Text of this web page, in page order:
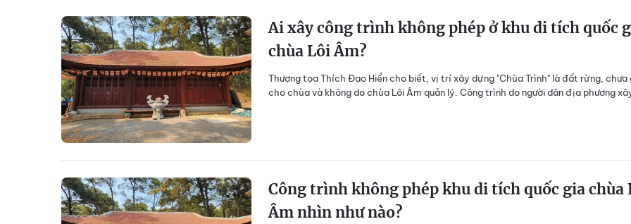
Ai xây công trình không phép ở khu di tích quốc
chùa Lôi Âm?
Thượng tọa Thích Đạo Hiển cho biết, vị trí xây dựng "Chùa Trình" là đất rừng, chưa
cho chùa và không do chùa Lôi Âm quản lý. Công trình do người dân địa phương
Công trình không phép khu di tích quốc gia chùa
Âm nhìn như nào?